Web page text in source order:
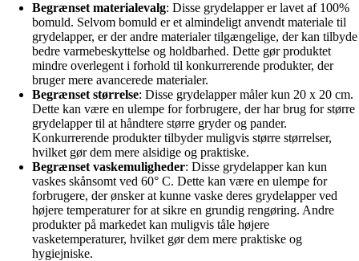
Begrænset materialevalg: Disse grydelapper er lavet af 100%
bomuld. Selvom bomuld er et almindeligt anvendt materiale til
grydelapper, er der andre materialer tilgængelige, der kan tilbyde
bedre varmebeskyttelse og holdbarhed. Dette gør produktet
mindre overlegent i forhold til konkurrerende produkter, der
bruger mere avancerede materialer.
Begrænset størrelse: Disse grydelapper måler kun 20 x 20 cm.
Dette kan være en ulempe for forbrugere, der har brug for større
grydelapper til at håndtere større gryder og pander.
Konkurrerende produkter tilbyder muligvis større størrelser,
hvilket gør dem mere alsidige og praktiske.
Begrænset vaskemuligheder: Disse grydelapper kan kun
vaskes skånsomt ved 60° C. Dette kan være en ulempe for
forbrugere, der ønsker at kunne vaske deres grydelapper ved
højere temperaturer for at sikre en grundig rengøring. Andre
produkter på markedet kan muligvis tåle højere
vasketemperaturer, hvilket gør dem mere praktiske og
hygiejniske.